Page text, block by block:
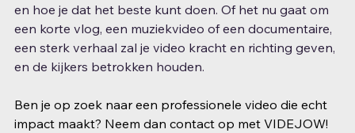
en hoe je dat het beste kunt doen. Of het nu gaat om
een korte vlog, een muziekvideo of een documentaire,
een sterk verhaal zal je video kracht en richting geven,
en de kijkers betrokken houden.
Ben je op zoek naar een professionele video die echt
impact maakt? Neem dan contact op met VIDEJOW!